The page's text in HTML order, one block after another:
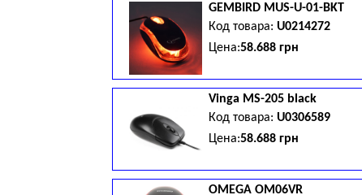
GEMBIRD MUS-U-01-BKT
Код товара: U0214272
Цена:58.688 грн
Vinga MS-205 black
Код товара: U0306589
Цена:58.688 грн
OMEGA OM06VR